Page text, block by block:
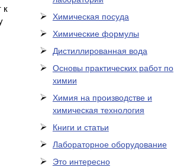
к
Химическая посуда
Химические формулы
Дистиллированная вода
Основы практических работ по
химии
Химия на производстве и
химическая технология
Книги и статьи
Лабораторное оборудование
Это интересно